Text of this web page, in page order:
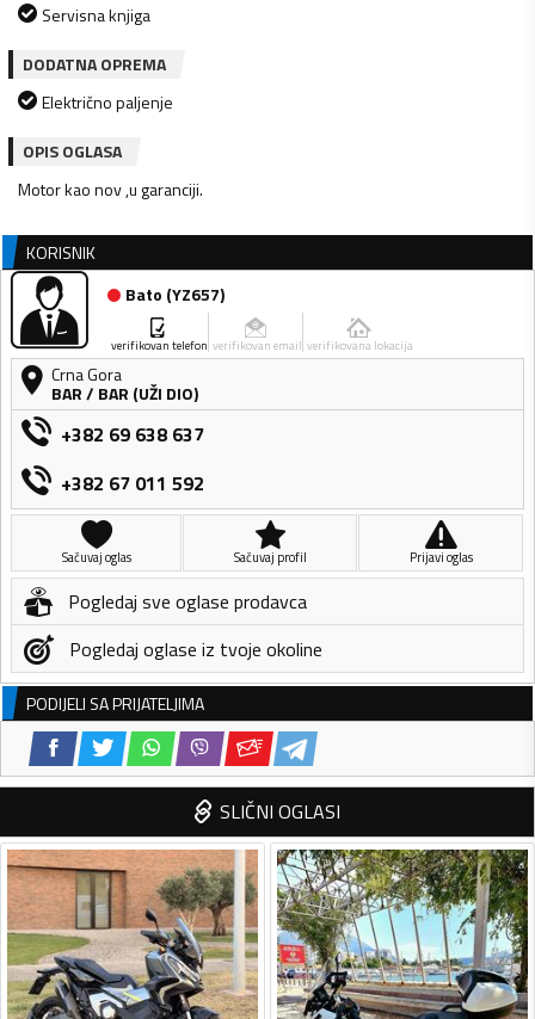
Servisna knjiga
DODATNA OPREMA
Električno paljenje
OPIS OGLASA
Motor kao nov ,u garanciji.
KORISNIK
Bato (YZ657)
verifikovan telefon verifikovan email verifikovana lokacija
Crna Gora
BAR/ BAR (UŽI DIO)
+382 69 638 637
+382 67 011 592
Sačuvaj oglas Sačuvaj profil Prijavi oglas
Pogledaj sve oglase prodavca
Pogledaj oglase iz tvoje okoline
PODIJELI SA PRIJATELJIMA
SLIČNI OGLASI